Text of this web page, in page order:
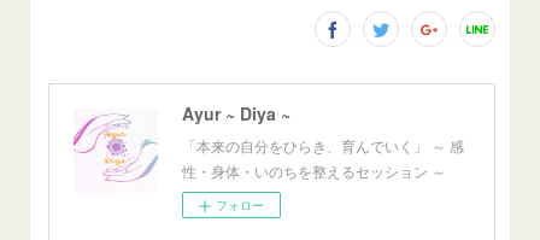
Ayur ~ Diya ~
「本来の自分をひらき、育んでいく」 ～ 感
性・身体・いのちを整えるセッション ～
フォロー